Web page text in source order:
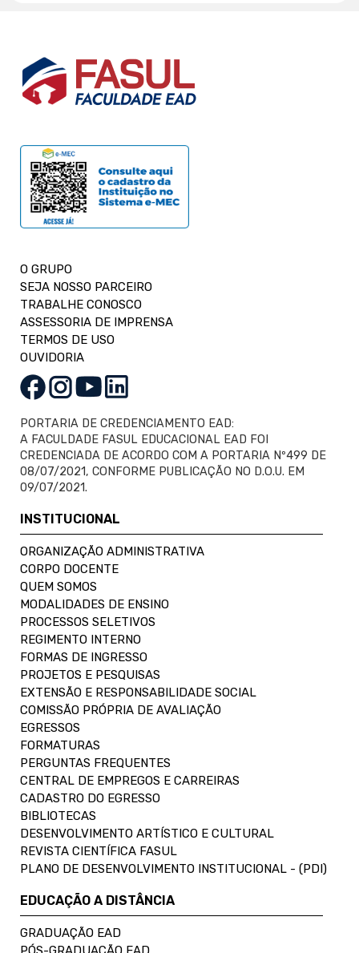
O GRUPO
SEJA NOSSO PARCEIRO
TRABALHE CONOSCO
ASSESSORIA DE IMPRENSA
TERMOS DE USO
OUVIDORIA
PORTARIA DE CREDENCIAMENTO EAD:
A FACULDADE FASUL EDUCACIONAL EAD FOI
CREDENCIADA DE ACORDO COM A PORTARIA Nº499 DE
08/07/2021, CONFORME PUBLICAÇÃO NO D.O.U. EM
09/07/2021.
INSTITUCIONAL
ORGANIZAÇÃO ADMINISTRATIVA
CORPO DOCENTE
QUEM SOMOS
MODALIDADES DE ENSINO
PROCESSOS SELETIVOS
REGIMENTO INTERNO
FORMAS DE INGRESSO
PROJETOS E PESQUISAS
EXTENSÃO E RESPONSABILIDADE SOCIAL
COMISSÃO PRÓPRIA DE AVALIAÇÃO
EGRESSOS
FORMATURAS
PERGUNTAS FREQUENTES
CENTRAL DE EMPREGOS E CARREIRAS
CADASTRO DO EGRESSO
BIBLIOTECAS
DESENVOLVIMENTO ARTÍSTICO E CULTURAL
REVISTA CIENTÍFICA FASUL
PLANO DE DESENVOLVIMENTO INSTITUCIONAL - (PDI)
EDUCAÇÃO A DISTÂNCIA
GRADUAÇÃO EAD